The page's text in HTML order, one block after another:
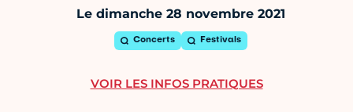
Le dimanche 28 novembre 2021
Concerts Festivals
VOIR LES INFOS PRATIQUES